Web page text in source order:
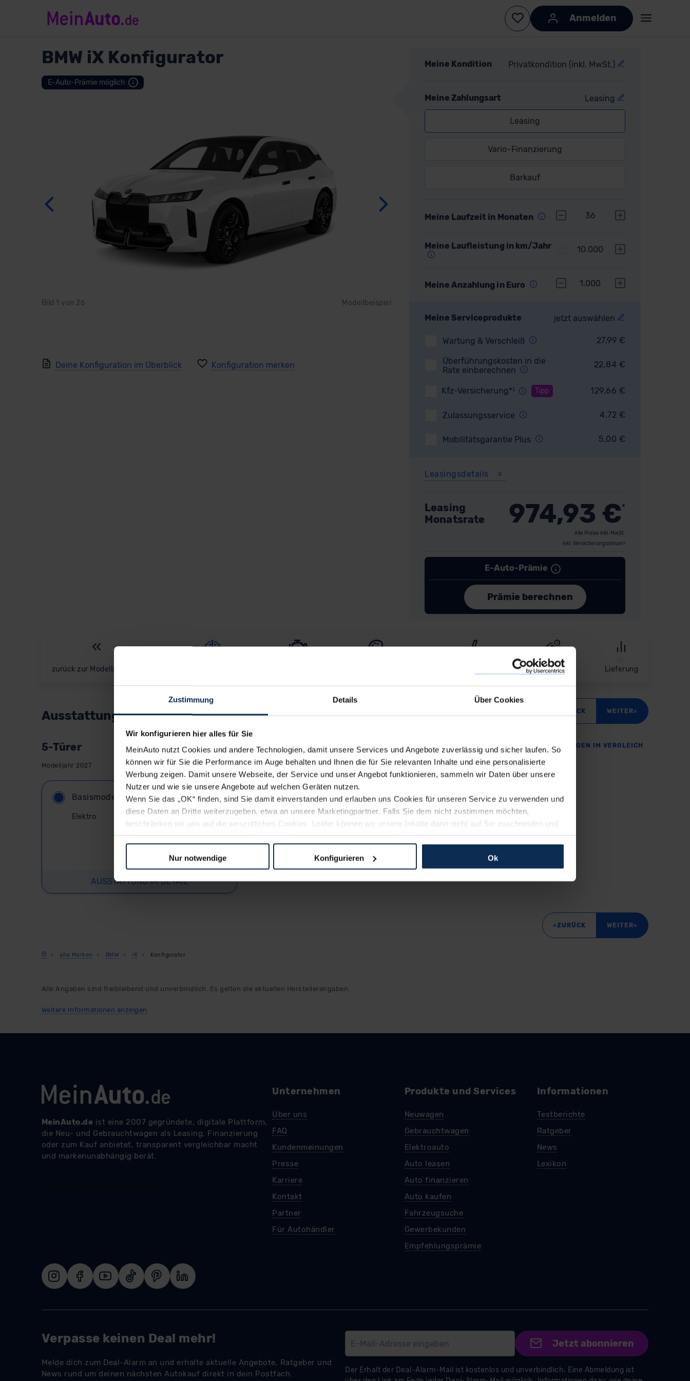
Zustimmung Details Über Cookies
Wir konfigurieren hier alles für Sie
MeinAuto nutzt Cookies und andere Technologien, damit unsere Services und Angebote zuverlässig und sicher laufen. So
können wir für Sie die Performance im Auge behalten und Ihnen die für Sie relevanten Inhalte und eine personalisierte
Werbung zeigen. Damit unsere Webseite, der Service und unser Angebot funktionieren, sammeln wir Daten über unsere
Nutzer und wie sie unsere Angebote auf welchen Geräten nutzen.
Wenn Sie das „OK“ finden, sind Sie damit einverstanden und erlauben uns Cookies für unseren Service zu verwenden und
diese Daten an Dritte weiterzugeben, etwa an unsere Marketingpartner. Falls Sie dem nicht zustimmen möchten,
beschränken wir uns auf die wesentlichen Cookies. Leider können wir unsere Inhalte dann nicht auf Sie zuschneiden und
nicht, diese Daten an Empfänger außerhalb der EU zu übermitteln oder dort verarbeiten zu lassen. Soweit eine
Abs. 2 lit. c DSGVO) oder wenn Sie hierzu Ihre Einwilligung freiwillig erteilen. Nähere Informationen zu den bestehenden
Datenschutzklauseln können Sie über den Kontakt zu unserem Datenschutzbeauftragten unter datenschutz@meinauto.de
Nur notwendige Konfigurieren Ok
BMW iX Konfigurator
Zurück Weiter
Bild 1 von 26 Modellbeispiel
Deine Konfiguration im Überblick
Meine Kondition Privatkondition (inkl. MwSt.)
Meine Zahlungsart Leasing
Leasing
Vario-Finanzierung
Barkauf
Meine Laufzeit in Monaten 36
Meine Laufleistung in km/Jahr 10.000
Meine Anzahlung in Euro 1.000
Meine Serviceprodukte jetzt auswählen
Wartung & Verschleiß 27,99 €
Überführungskosten in die
Rate einberechnen
22,84 €
Kfz-Versicherung*¹ Tipp 129,66 €
Zulassungsservice 4,72 €
Mobilitätsgarantie Plus 5,00 €
Leasingsdetails
Leasing
Monatsrate
974,93 €*
Alle Preise inkl. MwSt.
inkl. Versicherungssteuer¹
zurück zur Modellauswahl Extras Lieferung
Ausstattungslinie wählen: ZURÜCK WEITER»
5-Türer SERIENAUSSTATTUNGEN IM VERGLEICH
Modelljahr 2027
Basismodell
Elektro
Listenpreis (UVP ) (inkl. MwSt.)
AUSSTATTUNG IM DETAIL
«ZURÜCK WEITER»
alle Marken BMW iX Konfigurator
Alle Angaben sind freibleibend und unverbindlich. Es gelten die aktuellen Herstellerangaben.
Weitere Informationen anzeigen